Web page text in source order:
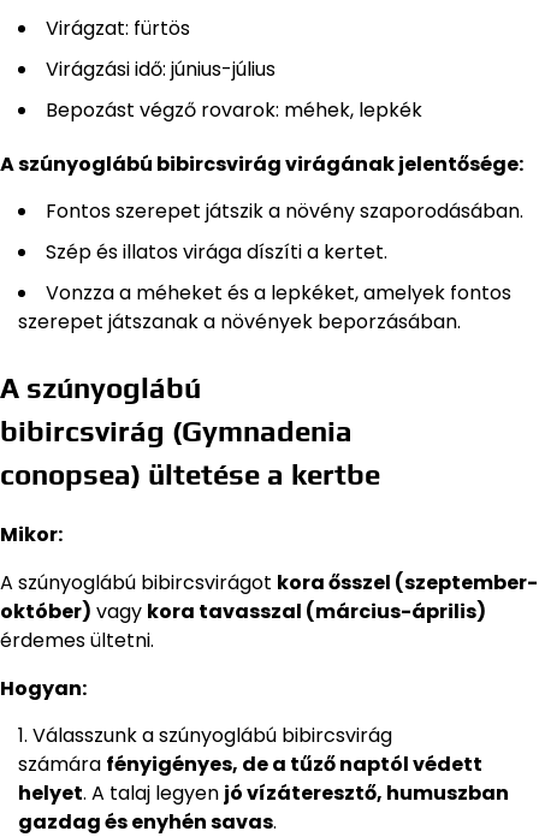
Virágzat: fürtös
Virágzási idő: június-július
Bepozást végző rovarok: méhek, lepkék
A szúnyoglábú bibircsvirág virágának jelentősége:
Fontos szerepet játszik a növény szaporodásában.
Szép és illatos virága díszíti a kertet.
Vonzza a méheket és a lepkéket, amelyek fontos
szerepet játszanak a növények beporzásában.
A szúnyoglábú
bibircsvirág (Gymnadenia
conopsea) ültetése a kertbe
Mikor:
A szúnyoglábú bibircsvirágot kora ősszel (szeptember-
október) vagy kora tavasszal (március-április)
érdemes ültetni.
Hogyan:
Válasszunk a szúnyoglábú bibircsvirág
számára fényigényes, de a tűző naptól védett
helyet. A talaj legyen jó vízáteresztő, humuszban
gazdag és enyhén savas.